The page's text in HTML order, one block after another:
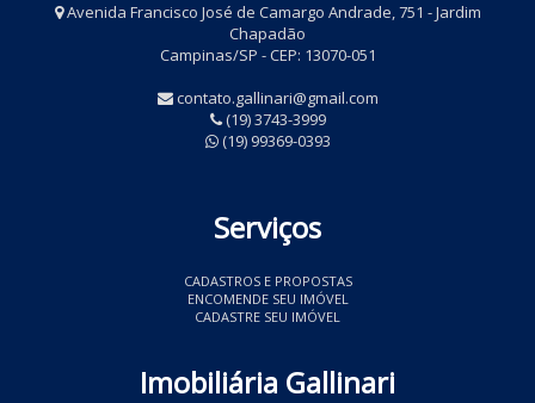
Avenida Francisco José de Camargo Andrade, 751 - Jardim
Chapadão
Campinas/SP - CEP: 13070-051
contato.gallinari@gmail.com
(19) 3743-3999
(19) 99369-0393
Serviços
CADASTROS E PROPOSTAS
ENCOMENDE SEU IMÓVEL
CADASTRE SEU IMÓVEL
Imobiliária Gallinari